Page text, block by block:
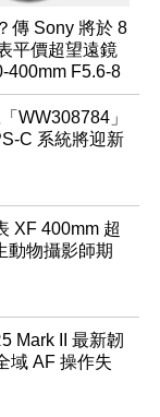
傳 Sony 將於 8
平價超望遠鏡
400mm F5.6-8
WW308784」
C 系統將迎新
XF 400mm 超
動物攝影師期
Mark II 最新韌
域 AF 操作失